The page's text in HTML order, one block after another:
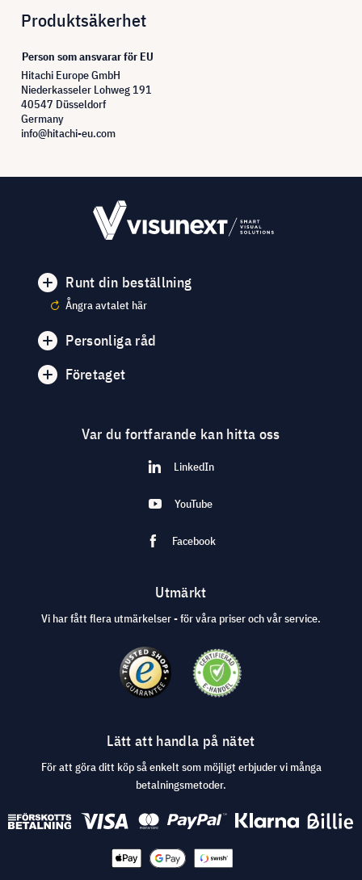
Produktsäkerhet
Person som ansvarar för EU
Hitachi Europe GmbH
Niederkasseler Lohweg 191
40547 Düsseldorf
Germany
info@hitachi-eu.com
Runt din beställning
Ångra avtalet här
Personliga råd
Företaget
Var du fortfarande kan hitta oss
LinkedIn
YouTube
Facebook
Utmärkt
Vi har fått flera utmärkelser - för våra priser och vår service.
Lätt att handla på nätet
För att göra ditt köp så enkelt som möjligt erbjuder vi många
betalningsmetoder.